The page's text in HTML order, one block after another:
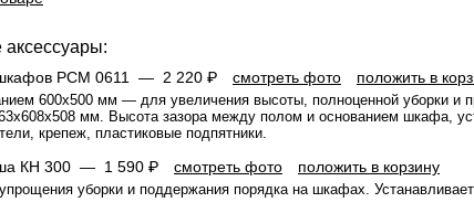
PCM 0611 — 2 220 ₽ смотреть фото положить в
600х500 мм — для увеличения высоты, полноценной уборки и
мм. Высота зазора между полом и основанием шкафа,
крепеж, пластиковые подпятники.
КН 300 — 1 590 ₽ смотреть фото положить в корзину
уборки и поддержания порядка на шкафах.